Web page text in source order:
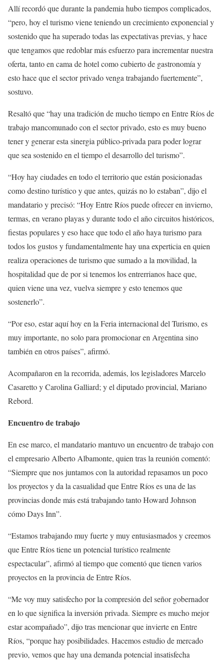
Allí recordó que durante la pandemia hubo tiempos complicados,
“pero, hoy el turismo viene teniendo un crecimiento exponencial y
sostenido que ha superado todas las expectativas previas, y hace
que tengamos que redoblar más esfuerzo para incrementar nuestra
oferta, tanto en cama de hotel como cubierto de gastronomía y
esto hace que el sector privado venga trabajando fuertemente”,
sostuvo.
Resaltó que “hay una tradición de mucho tiempo en Entre Ríos de
trabajo mancomunado con el sector privado, esto es muy bueno
tener y generar esta sinergia público-privada para poder lograr
que sea sostenido en el tiempo el desarrollo del turismo”.
“Hoy hay ciudades en todo el territorio que están posicionadas
como destino turístico y que antes, quizás no lo estaban”, dijo el
mandatario y precisó: “Hoy Entre Ríos puede ofrecer en invierno,
termas, en verano playas y durante todo el año circuitos históricos,
fiestas populares y eso hace que todo el año haya turismo para
todos los gustos y fundamentalmente hay una experticia en quien
realiza operaciones de turismo que sumado a la movilidad, la
hospitalidad que de por si tenemos los entrerrianos hace que,
quien viene una vez, vuelva siempre y esto tenemos que
sostenerlo”.
“Por eso, estar aquí hoy en la Feria internacional del Turismo, es
muy importante, no solo para promocionar en Argentina sino
también en otros países”, afirmó.
Acompañaron en la recorrida, además, los legisladores Marcelo
Casaretto y Carolina Galliard; y el diputado provincial, Mariano
Rebord.
Encuentro de trabajo
En ese marco, el mandatario mantuvo un encuentro de trabajo con
el empresario Alberto Albamonte, quien tras la reunión comentó:
“Siempre que nos juntamos con la autoridad repasamos un poco
los proyectos y da la casualidad que Entre Ríos es una de las
provincias donde más está trabajando tanto Howard Johnson
cómo Days Inn”.
“Estamos trabajando muy fuerte y muy entusiasmados y creemos
que Entre Ríos tiene un potencial turístico realmente
espectacular”, afirmó al tiempo que comentó que tienen varios
proyectos en la provincia de Entre Ríos.
“Me voy muy satisfecho por la compresión del señor gobernador
en lo que significa la inversión privada. Siempre es mucho mejor
estar acompañado”, dijo tras mencionar que invierte en Entre
Ríos, “porque hay posibilidades. Hacemos estudio de mercado
previo, vemos que hay una demanda potencial insatisfecha